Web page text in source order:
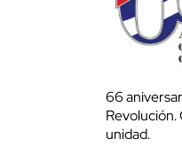
66
Revolución.
unidad.